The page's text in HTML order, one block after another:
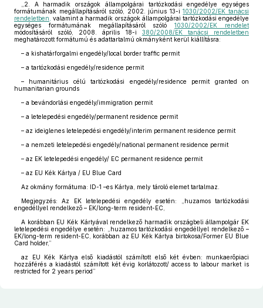
„2. A harmadik országok állampolgárai tartózkodási engedélye egységes
formátumának megállapításáról szóló, 2002. június 13-i1030/2002/EK tanácsi
rendeletben, valamint a harmadik országok állampolgárai tartózkodási engedélye
egységes formátumának megállapításáról szóló1030/2002/EK rendelet
módosításáról szóló, 2008. április 18-i 380/2008/EK tanácsi rendeletben
meghatározott formátumú és adattartalmú okmányként kerül kiállításra:
– a kishatárforgalmi engedély/local border traffic permit
– a tartózkodási engedély/residence permit
– humanitárius célú tartózkodási engedély/residence permit granted on
humanitarian grounds
– a bevándorlási engedély/immigration permit
– a letelepedési engedély/permanent residence permit
– az ideiglenes letelepedési engedély/interim permanent residence permit
– a nemzeti letelepedési engedély/national permanent residence permit
– az EK letelepedési engedély/ EC permanent residence permit
– az EU Kék Kártya / EU Blue Card
Az okmány formátuma: ID-1 –es Kártya, mely tároló elemet tartalmaz.
Megjegyzés: Az EK letelepedési engedély esetén: „huzamos tartózkodási
engedéllyel rendelkező – EK/long-term resident-EC,
A korábban EU Kék Kártyával rendelkező harmadik országbeli állampolgár EK
letelepedési engedélye esetén: „huzamos tartózkodási engedéllyel rendelkező –
EK/long-term resident-EC, korábban az EU Kék Kártya birtokosa/Former EU Blue
Card holder,”
az EU Kék Kártya első kiadástól számított első két évben: munkaerőpiaci
hozzáférés a kiadástól számított két évig korlátozott/ access to labour market is
restricted for 2 years period”